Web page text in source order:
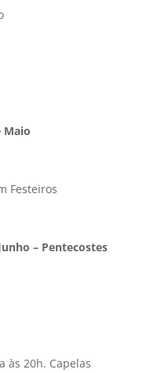
Maio
Festeiros
– Pentecostes
às 20h. Capelas